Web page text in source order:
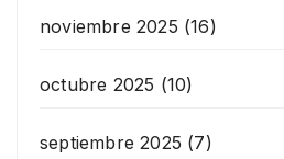
noviembre 2025 (16)
octubre 2025 (10)
septiembre 2025 (7)